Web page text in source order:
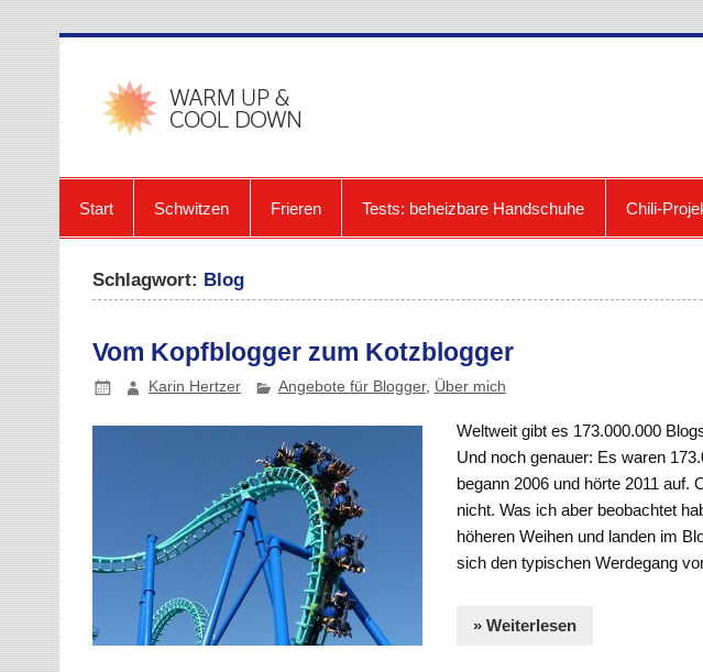
warmup-
Start Schwitzen Frieren Tests: beheizbare Handschuhe Chili-
Schlagwort: Blog
Vom Kopfblogger zum Kotzblogger
Karin Hertzer Angebote für Blogger, Über mich
Weltweit gibt es 173.000.000
Und noch genauer: Es waren
begann 2006 und hörte 2011 auf.
nicht. Was ich aber beobachtet
höheren Weihen und landen im
sich den typischen Werdegang
» Weiterlesen